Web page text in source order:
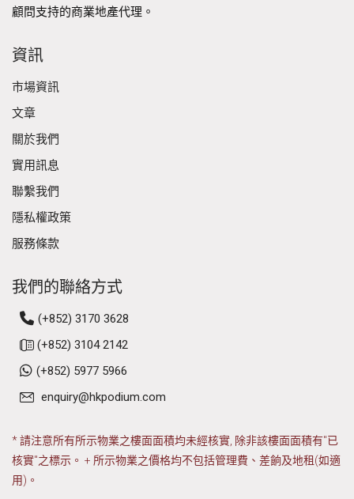
顧問支持的商業地產代理。
資訊
市場資訊
文章
關於我們
實用訊息
聯繫我們
隱私權政策
服務條款
我們的聯絡方式
(+852) 3170 3628
(+852) 3104 2142
(+852) 5977 5966
enquiry@hkpodium.com
* 請注意所有所示物業之樓面面積均未經核實, 除非該樓面面積有"已
核實"之標示。 + 所示物業之價格均不包括管理費、差餉及地租(如適
用)。